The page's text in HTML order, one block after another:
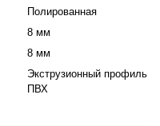
Полированная
8 мм
8 мм
Экструзионный профиль
ПВХ